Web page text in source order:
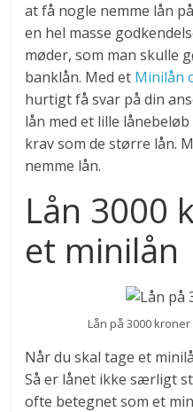
at få nogle nemme lån
en hel masse
møder, som man skulle
banklån. Med et Minilån
hurtigt få svar på din
lån med et lille
krav som de større lån.
nemme lån.
Lån 3000
et minilån
Lån på 3000
Når du skal tage et
Så er lånet ikke særligt
ofte betegnet som et